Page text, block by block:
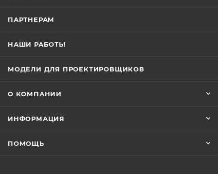
ПАРТНЕРАМ
НАШИ РАБОТЫ
МОДЕЛИ ДЛЯ ПРОЕКТИРОВЩИКОВ
О КОМПАНИИ
ИНФОРМАЦИЯ
ПОМОЩЬ